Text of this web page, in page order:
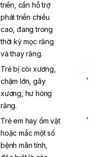
triển, cần hỗ trợ
phát triển chiều
cao, đang trong
thời kỳ mọc răng
và thay răng.
Trẻ bị còi xương,
chậm lớn, gãy
xương, hư hỏng
răng.
Trẻ em hay ốm vặt
hoặc mắc một số
bệnh mãn tính,